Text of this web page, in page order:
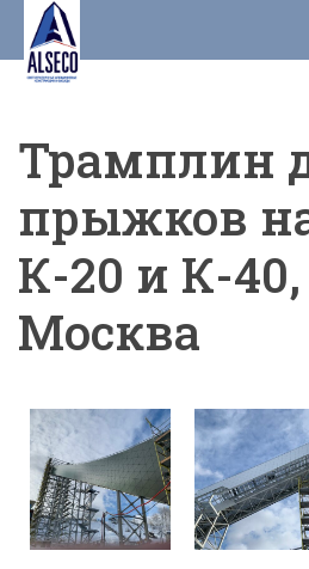
Skip
the
Трамплин
прыжков
К-20 и К-40,
Москва